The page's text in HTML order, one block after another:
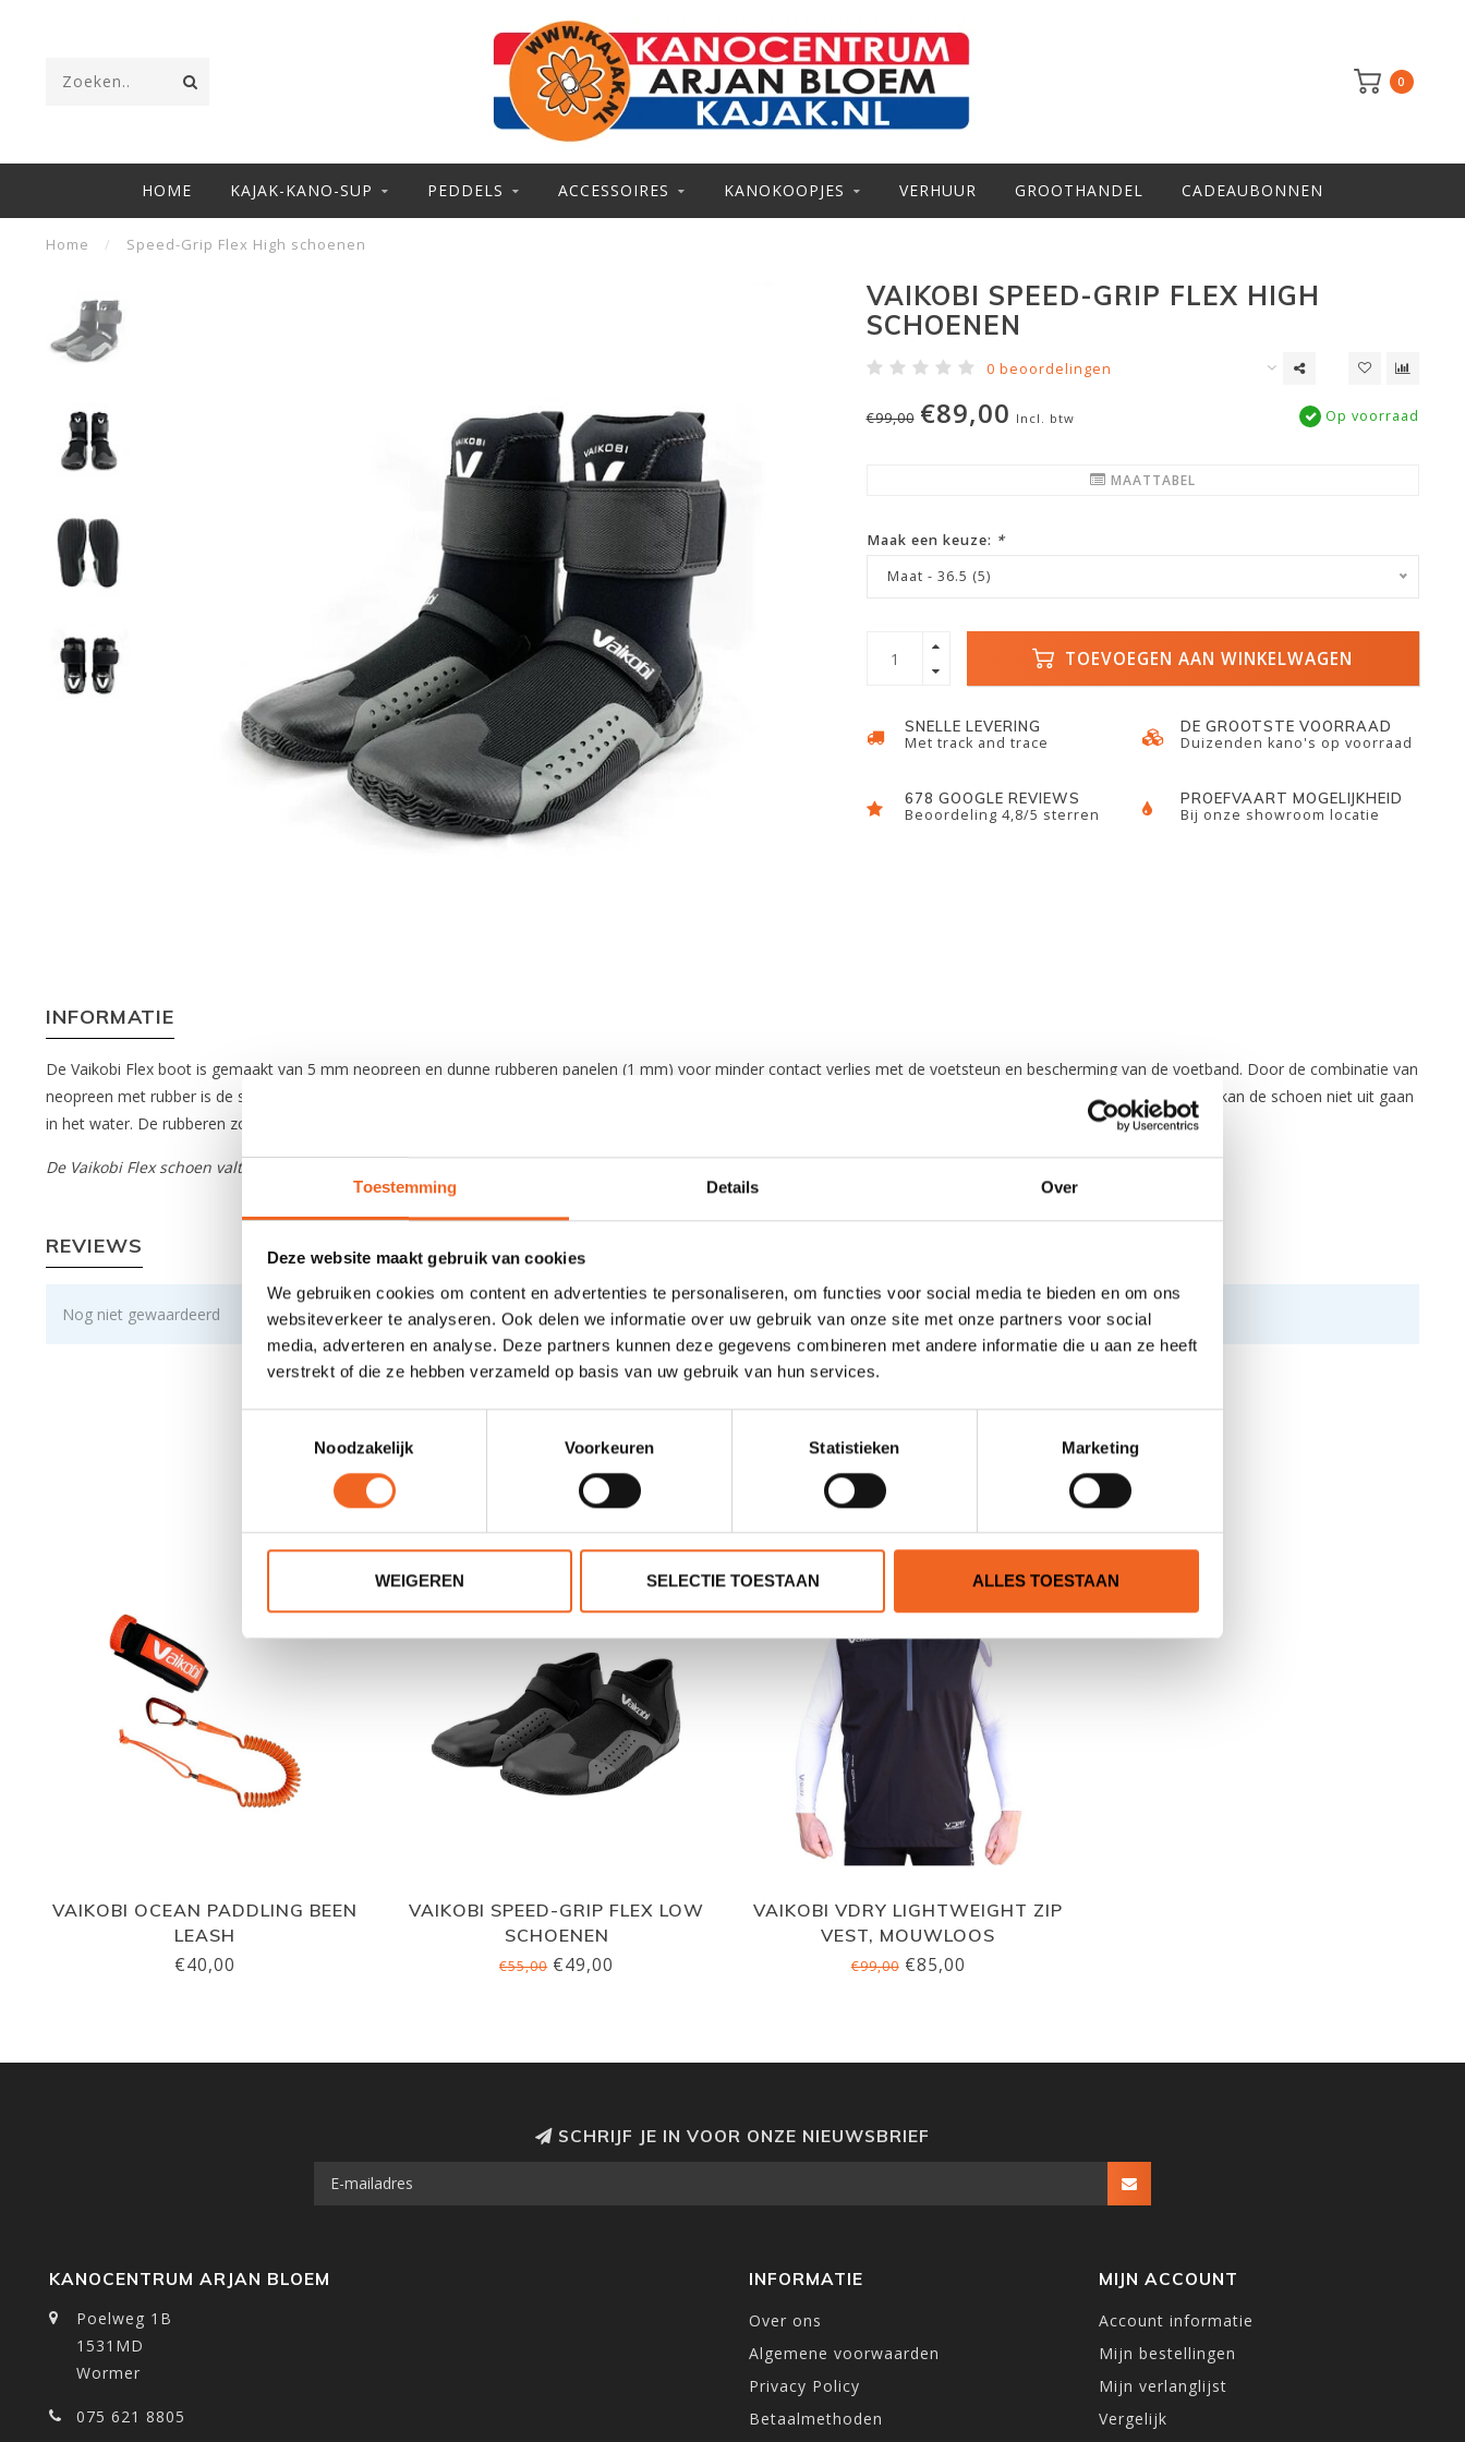
Toestemming Details Over
Deze website maakt gebruik van cookies
We gebruiken cookies om content en advertenties te personaliseren, om functies voor social media te bieden en om ons
websiteverkeer te analyseren. Ook delen we informatie over uw gebruik van onze site met onze partners voor social
media, adverteren en analyse. Deze partners kunnen deze gegevens combineren met andere informatie die u aan ze heeft
verstrekt of die ze hebben verzameld op basis van uw gebruik van hun services.
Noodzakelijk
Voorkeuren Statistieken Marketing
WEIGEREN SELECTIE TOESTAAN ALLES TOESTAAN
0
HOME KAJAK-KANO-SUP PEDDELS ACCESSOIRES KANOKOOPJES VERHUUR GROOTHANDEL CADEAUBONNEN
Home / Speed-Grip Flex High schoenen
VAIKOBI SPEED-GRIP FLEX HIGH
SCHOENEN
0 beoordelingen
€99,00 €89,00 Incl. btw Op voorraad
MAATTABEL
Maak een keuze: *
Maat - 36.5 (5)
TOEVOEGEN AAN WINKELWAGEN
SNELLE LEVERING
Met track and trace
DE GROOTSTE VOORRAAD
Duizenden kano's op voorraad
678 GOOGLE REVIEWS
Beoordeling 4,8/5 sterren
PROEFVAART MOGELIJKHEID
Bij onze showroom locatie
INFORMATIE
De Vaikobi Flex boot is gemaakt van 5 mm neopreen en dunne rubberen panelen (1 mm) voor minder contact verlies met de voetsteun en bescherming van de voetband. Door de combinatie van
neopreen met rubber is de schoen comfortabel om te dragen. Door de naadloze afsluiting en de extra band, welke verwijderd kan worden door de klittenbandsluiting, kan de schoen niet uit gaan
in het water. De rubberen zool zorgt voor goede grip bij natte ondergronden.
De Vaikobi Flex schoen valt klein. Bestel bij twijfel een maat groter.
REVIEWS
Nog niet gewaardeerd
0 sterren op basis van 0 beoordelingen
GERELATEERDE PRODUCTEN
VAIKOBI OCEAN PADDLING BEEN
LEASH
€40,00
VAIKOBI SPEED-GRIP FLEX LOW
SCHOENEN
€55,00€49,00
VAIKOBI VDRY LIGHTWEIGHT ZIP
VEST, MOUWLOOS
€99,00€85,00
SCHRIJF JE IN VOOR ONZE NIEUWSBRIEF
KANOCENTRUM ARJAN BLOEM
Poelweg 1B
1531MD
Wormer
075 621 8805
INFORMATIE
Over ons
Algemene voorwaarden
Privacy Policy
Betaalmethoden
MIJN ACCOUNT
Account informatie
Mijn bestellingen
Mijn verlanglijst
Vergelijk